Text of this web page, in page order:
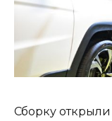
Сборку